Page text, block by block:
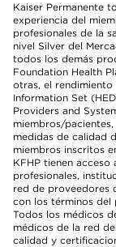
Kaiser Permanente
experiencia del
profesionales de la
nivel Silver del
todos los demás
Foundation Health
otras, el rendimiento
Information Set
Providers and
miembros/
medidas de calidad
miembros inscritos
KFHP tienen
profesionales,
red de proveedores
con los términos del
Todos los médicos
médicos de la red
calidad y